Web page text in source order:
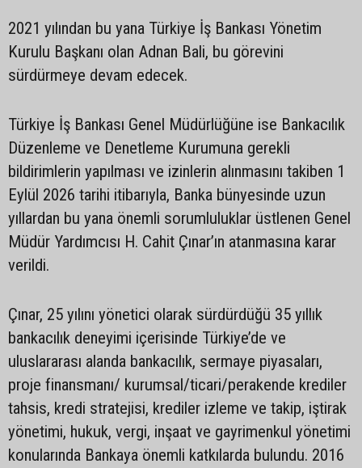
2021 yılından bu yana Türkiye İş Bankası Yönetim
Kurulu Başkanı olan Adnan Bali, bu görevini
sürdürmeye devam edecek.
Türkiye İş Bankası Genel Müdürlüğüne ise Bankacılık
Düzenleme ve Denetleme Kurumuna gerekli
bildirimlerin yapılması ve izinlerin alınmasını takiben 1
Eylül 2026 tarihi itibarıyla, Banka bünyesinde uzun
yıllardan bu yana önemli sorumluluklar üstlenen Genel
Müdür Yardımcısı H. Cahit Çınar’ın atanmasına karar
verildi.
Çınar, 25 yılını yönetici olarak sürdürdüğü 35 yıllık
bankacılık deneyimi içerisinde Türkiye’de ve
uluslararası alanda bankacılık, sermaye piyasaları,
proje finansmanı/ kurumsal/ticari/perakende krediler
tahsis, kredi stratejisi, krediler izleme ve takip, iştirak
yönetimi, hukuk, vergi, inşaat ve gayrimenkul yönetimi
konularında Bankaya önemli katkılarda bulundu. 2016